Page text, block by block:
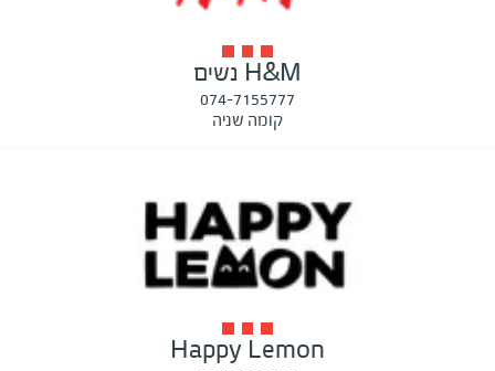
H&M נשים
074-7155777
קומה שניה
Happy Lemon